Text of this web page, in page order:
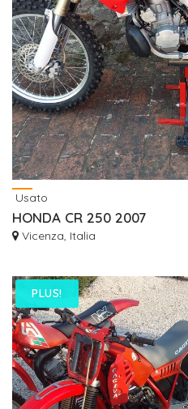
Usato
HONDA CR 250 2007
Vicenza, Italia
PLUS!